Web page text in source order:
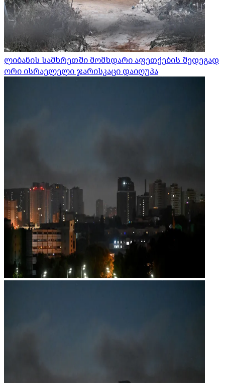
ლიბანის სამხრეთში მომხდარი აფეთქების შედეგად
ორი ისრაელელი ჯარისკაცი დაიღუპა